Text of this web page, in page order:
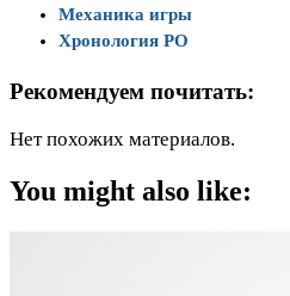
Механика игры
Хронология РО
Рекомендуем почитать:
Нет похожих материалов.
You might also like: